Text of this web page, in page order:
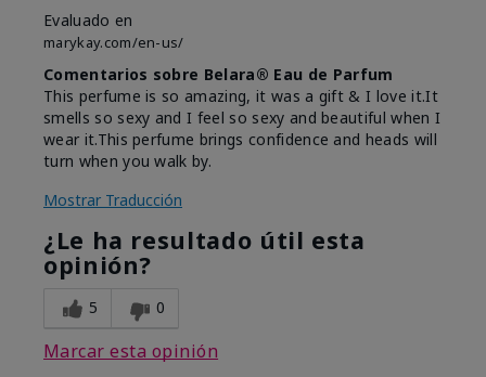
Evaluado en
marykay.com/en-us/
Comentarios sobre Belara® Eau de Parfum
This perfume is so amazing, it was a gift & I love it.It
smells so sexy and I feel so sexy and beautiful when I
wear it.This perfume brings confidence and heads will
turn when you walk by.
Mostrar Traducción
¿Le ha resultado útil esta
opinión?
5 0
Marcar esta opinión